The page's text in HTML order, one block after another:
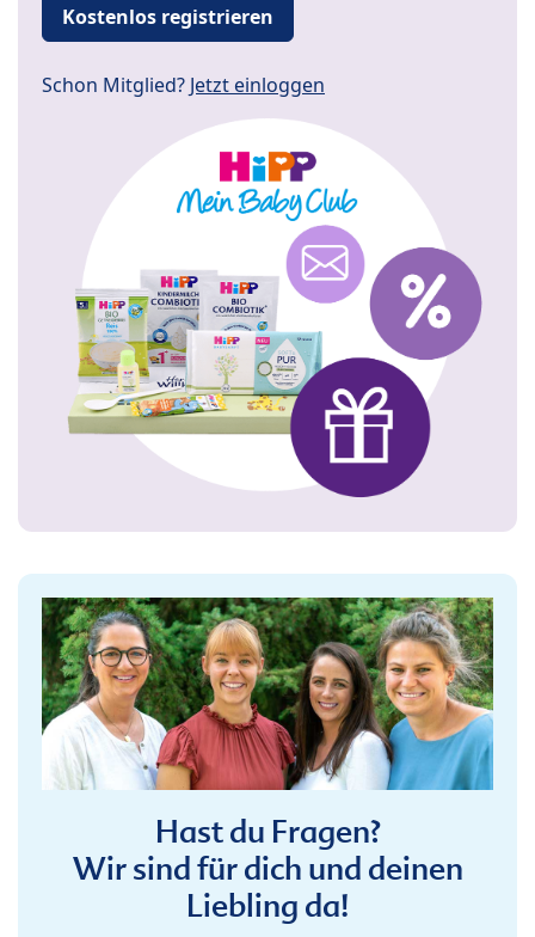
Kostenlos registrieren
Schon Mitglied? Jetzt einloggen
Hast du Fragen?
Wir sind für dich und deinen
Liebling da!